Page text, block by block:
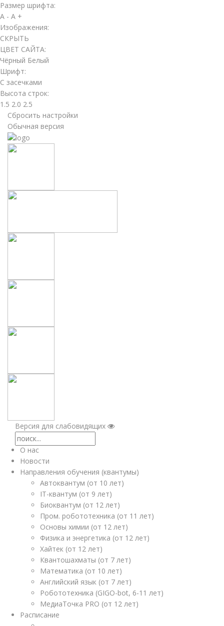
Размер шрифта:
A - A +
Изображения:
СКРЫТЬ
ЦВЕТ САЙТА:
Чёрный Белый
Шрифт:
С засечками
Высота строк:
1.5 2.0 2.5
Сбросить настройки
Обычная версия
Версия для слабовидящих
О нас
Новости
Направления обучения (квантумы)
Автоквантум (от 10 лет)
IT-квантум (от 9 лет)
Биоквантум (от 12 лет)
Пром. робототехника (от 11 лет)
Основы химии (от 12 лет)
Физика и энергетика (от 12 лет)
Хайтек (от 12 лет)
Квантошахматы (от 7 лет)
Математика (от 10 лет)
Английский язык (от 7 лет)
Робототехника (GIGO-bot, 6-11 лет)
МедиаТочка PRO (от 12 лет)
Расписание